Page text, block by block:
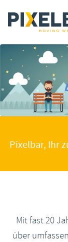
Pixelbar, Ihr
Mit fast 20
über